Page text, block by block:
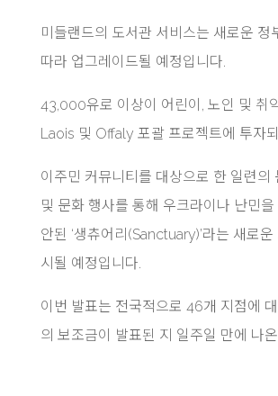
미들랜드의 도서관 서비스는 새로운 정
따라 업그레이드될 예정입니다.
43,000유로 이상이 어린이, 노인 및 취
Laois 및 Offaly 포괄 프로젝트에 투자
이주민 커뮤니티를 대상으로 한 일련의
및 문화 행사를 통해 우크라이나 난민
안된 ‘생츄어리(Sanctuary)’라는 새로
시될 예정입니다.
이번 발표는 전국적으로 46개 지점에
의 보조금이 발표된 지 일주일 만에 나